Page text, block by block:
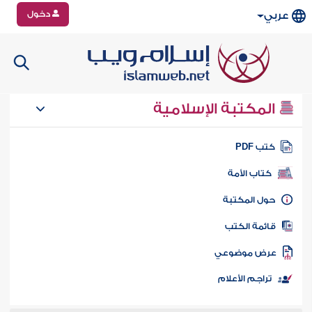
عربي دخول
المكتبة الإسلامية
كتب PDF
كتاب الأمة
المكتبة
الكتب
موضوعي